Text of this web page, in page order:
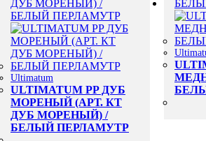
Ultimatum
ULTIMATUM PP ДУБ
МОРЕНЫЙ (АРТ. КТ
ДУБ МОРЕНЫЙ) /
БЕЛЫЙ ПЕРЛАМУТР